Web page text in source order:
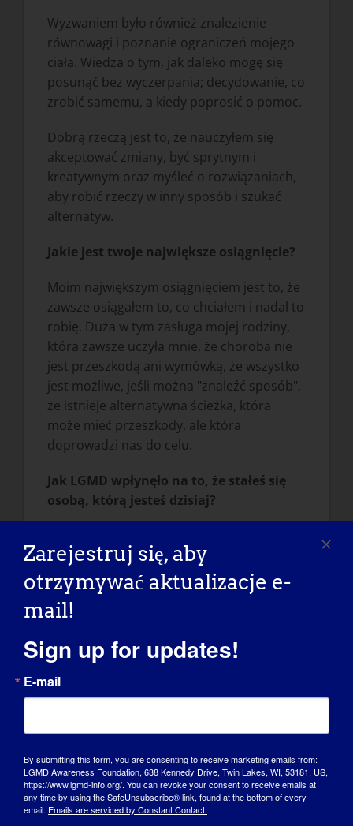
Wyzwaniem było również znalezienie
równowagi i poznanie ograniczeń mojego
ciała. Wiedza o tym, jak daleko mogę się
posunąć bez wyczerpania; decydowanie, co
zrobić samemu, a kiedy poprosić o pomoc.
Dobrą rzeczą jest to, że nauczyłem się
akceptować zmiany, być sprytnym i
kreatywnym oraz myśleć o rozwiązaniach,
aby robić rzeczy w inny sposób i szukać
alternatyw.
Jakie jest twoje największe osiągnięcie?
Moim największym osiągnięciem jest to, że
zawsze osiągałem to, co chciałem i nadal to
robię. Duża w tym zasługa mojej rodziny,
która zawsze uczyła mnie, że choroba nie
jest przeszkodą ani wymówką, że wszystko
jest możliwe, jeśli można "znaleźć sposób",
że istnieje alternatywna ścieżka, która
może mieć przeszkody, ale która
doprowadzi nas do celu.
Jak LGMD wpłynęło na to, że stałeś się
osobą, którą jesteś dzisiaj?
byłbym tym, kim jestem. Wyzwania
sprawiły, że urosłem i stałem się silny. Nie
zaprzeczam temu, czego nie mogę zrobić i
okolicznościom, które mają na mnie wpływ.
się z pozytywnym nastawieniem do
zachodzących zmian. Wiem, że w jakiś
sposób rzeczy zawsze się układają.
Wpłynęło to na moją karierę zawodową i
pracować. Pracuję w organizacjach
pozarządowych na rzecz praw osób
niepełnosprawnych, zwłaszcza w zakresie
Zarejestruj się, aby
otrzymywać aktualizacje e-
mail!
Sign up for updates!
E-mail
By submitting this form, you are consenting to receive marketing emails from:
LGMD Awareness Foundation, 638 Kennedy Drive, Twin Lakes, WI, 53181, US,
https://www.lgmd-info.org/. You can revoke your consent to receive emails at
any time by using the SafeUnsubscribe® link, found at the bottom of every
email. Emails are serviced by Constant Contact.